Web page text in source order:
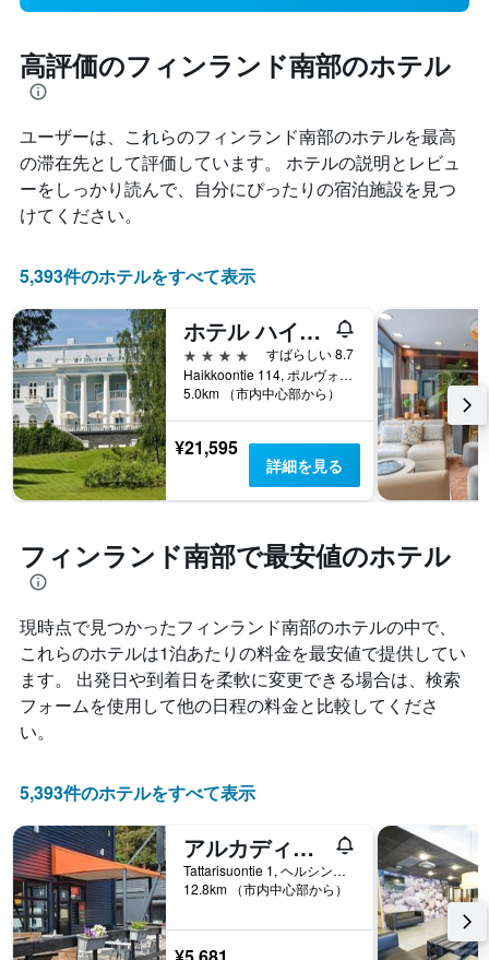
高評価のフィンランド南部のホテル
ユーザーは、これらのフィンランド南部​のホテルを最高
の滞在先として評価しています。 ホテルの説明とレビュ
ーをしっかり読んで、自分にぴったりの宿泊施設を見つ
けてください。
5,393件のホテルをすべて表示
ホテル ハイッコ マナー ＆ スパ
4つ星
すばらしい 8.7
Haikkoontie 114, ポルヴォー, Uusimaa, フィンランド
5.0km （市内中心部から）
¥21,595
詳細を見る
フィンランド南部で最安値のホテル
現時点で見つかったフィンランド南部​のホテルの中で、
これらのホテルは1泊あたりの料金を最安値で提供してい
ます。 出発日や到着日を柔軟に変更できる場合は、検索
フォームを使用して他の日程の料金と比較してくださ
い。
5,393件のホテルをすべて表示
アルカディア ホテル & ホステル
Tattarisuontie 1, ヘルシンキ, Uusimaa, フィンランド
12.8km （市内中心部から）